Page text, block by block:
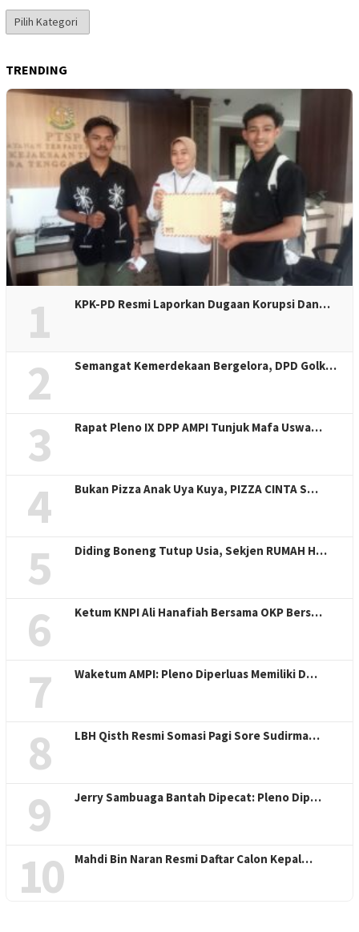
Kategori
Berita
TRENDING
1 KPK-PD Resmi Laporkan Dugaan Korupsi Dan…
2 Semangat Kemerdekaan Bergelora, DPD Golk…
3 Rapat Pleno IX DPP AMPI Tunjuk Mafa Uswa…
4 Bukan Pizza Anak Uya Kuya, PIZZA CINTA S…
5 Diding Boneng Tutup Usia, Sekjen RUMAH H…
6 Ketum KNPI Ali Hanafiah Bersama OKP Bers…
7 Waketum AMPI: Pleno Diperluas Memiliki D…
8 LBH Qisth Resmi Somasi Pagi Sore Sudirma…
9 Jerry Sambuaga Bantah Dipecat: Pleno Dip…
10 Mahdi Bin Naran Resmi Daftar Calon Kepal…